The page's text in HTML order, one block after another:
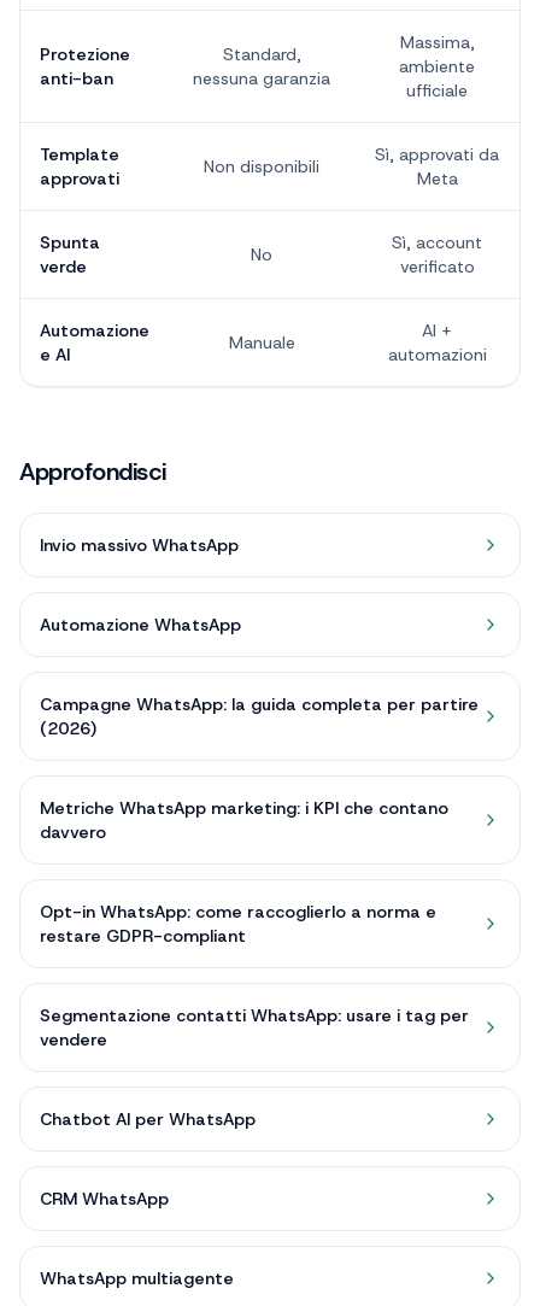
Protezione
anti-ban
Standard,
nessuna garanzia
Massima,
ambiente
ufficiale
Template
approvati
Non disponibili
Sì, approvati da
Meta
Spunta
verde
No
Sì, account
verificato
Automazione
e AI
Manuale
AI +
automazioni
Approfondisci
Invio massivo WhatsApp
Automazione WhatsApp
Campagne WhatsApp: la guida completa per partire
(2026)
Metriche WhatsApp marketing: i KPI che contano
davvero
Opt-in WhatsApp: come raccoglierlo a norma e
restare GDPR-compliant
Segmentazione contatti WhatsApp: usare i tag per
vendere
Chatbot AI per WhatsApp
CRM WhatsApp
WhatsApp multiagente